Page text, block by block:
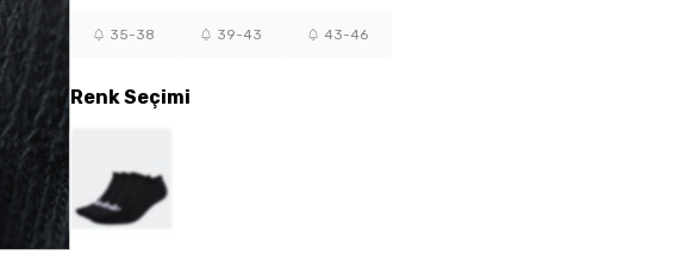
RenkSeçimi
35-38 39-43 43-46